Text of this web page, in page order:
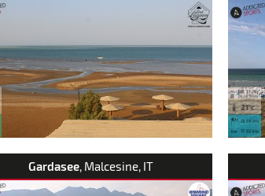
Gardasee, Malcesine, IT